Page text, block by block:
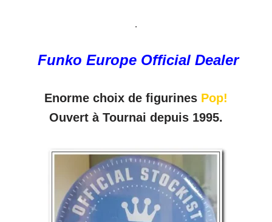
.
Funko Europe Official Dealer
Enorme choix de figurines Pop!
Ouvert à Tournai depuis 1995.